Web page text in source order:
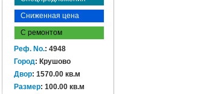
Сниженная цена
С ремонтом
Реф. No.: 4948
Город: Крушово
Двор: 1570.00 кв.м
Размер: 100.00 кв.м